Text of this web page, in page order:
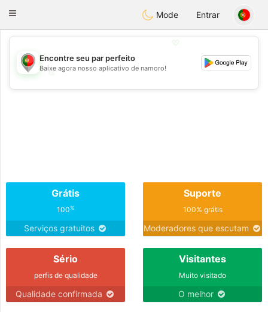
Portugues
Toggle
Mode Entrar
💖
💕
Encontre seu par perfeito
Baixe agora nosso aplicativo de namoro!
Grátis
100%
Serviços gratuitos
Suporte
100% grátis
Moderadores que escutam
Sério
perfis de qualidade
Qualidade confirmada
Visitantes
Muito visitado
O melhor